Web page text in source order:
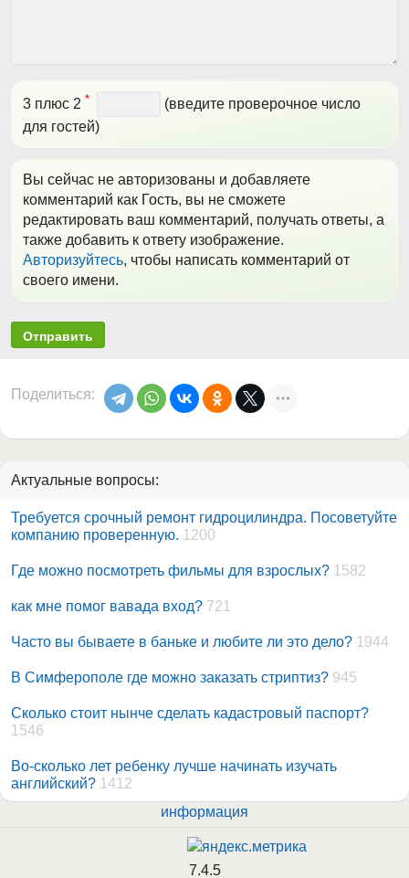
3 плюс 2 *
(введите проверочное число
для гостей)
Вы сейчас не авторизованы и добавляете
комментарий как Гость, вы не сможете
редактировать ваш комментарий, получать ответы, а
также добавить к ответу изображение.
Авторизуйтесь, чтобы написать комментарий от
своего имени.
Отправить
Поделиться:
Актуальные вопросы:
Требуется срочный ремонт гидроцилиндра. Посоветуйте
компанию проверенную. 1200
Где можно посмотреть фильмы для взрослых? 1582
как мне помог вавада вход? 721
Часто вы бываете в баньке и любите ли это дело? 1944
В Симферополе где можно заказать стриптиз? 945
Сколько стоит нынче сделать кадастровый паспорт?
1546
Во-сколько лет ребенку лучше начинать изучать
английский? 1412
информация
7.4.5